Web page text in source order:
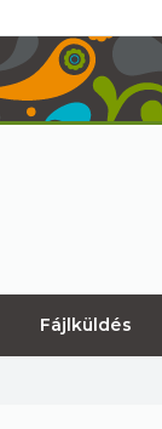
Fájlküldés